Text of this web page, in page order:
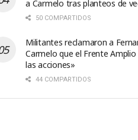
a Carmelo tras planteos de
50 COMPARTIDOS
Militantes reclamaron a
Carmelo que el Frente
las acciones»
44 COMPARTIDOS